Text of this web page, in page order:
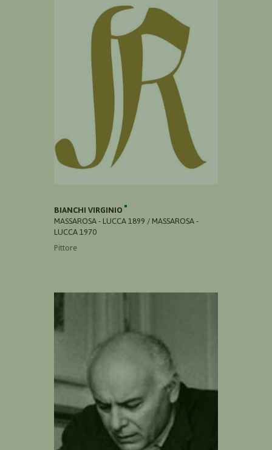
BIANCHI VIRGINIO
MASSAROSA - LUCCA 1899 / MASSAROSA -
LUCCA 1970
Pittore